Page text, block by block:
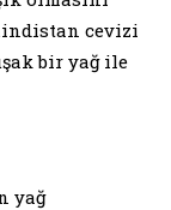
cevizi
bir yağ ile
yağ